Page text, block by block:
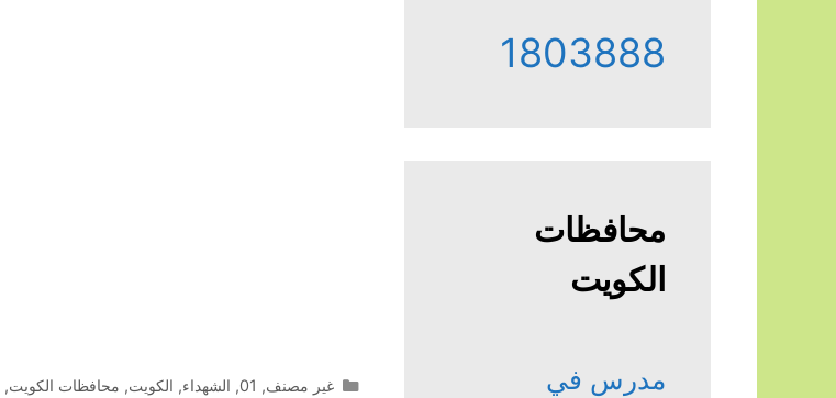
التصنيفات
غير مصنف,
01
, الشهداء, الكويت, محافظات الكويت,
1803888
محافظات
الكويت
مدرس في